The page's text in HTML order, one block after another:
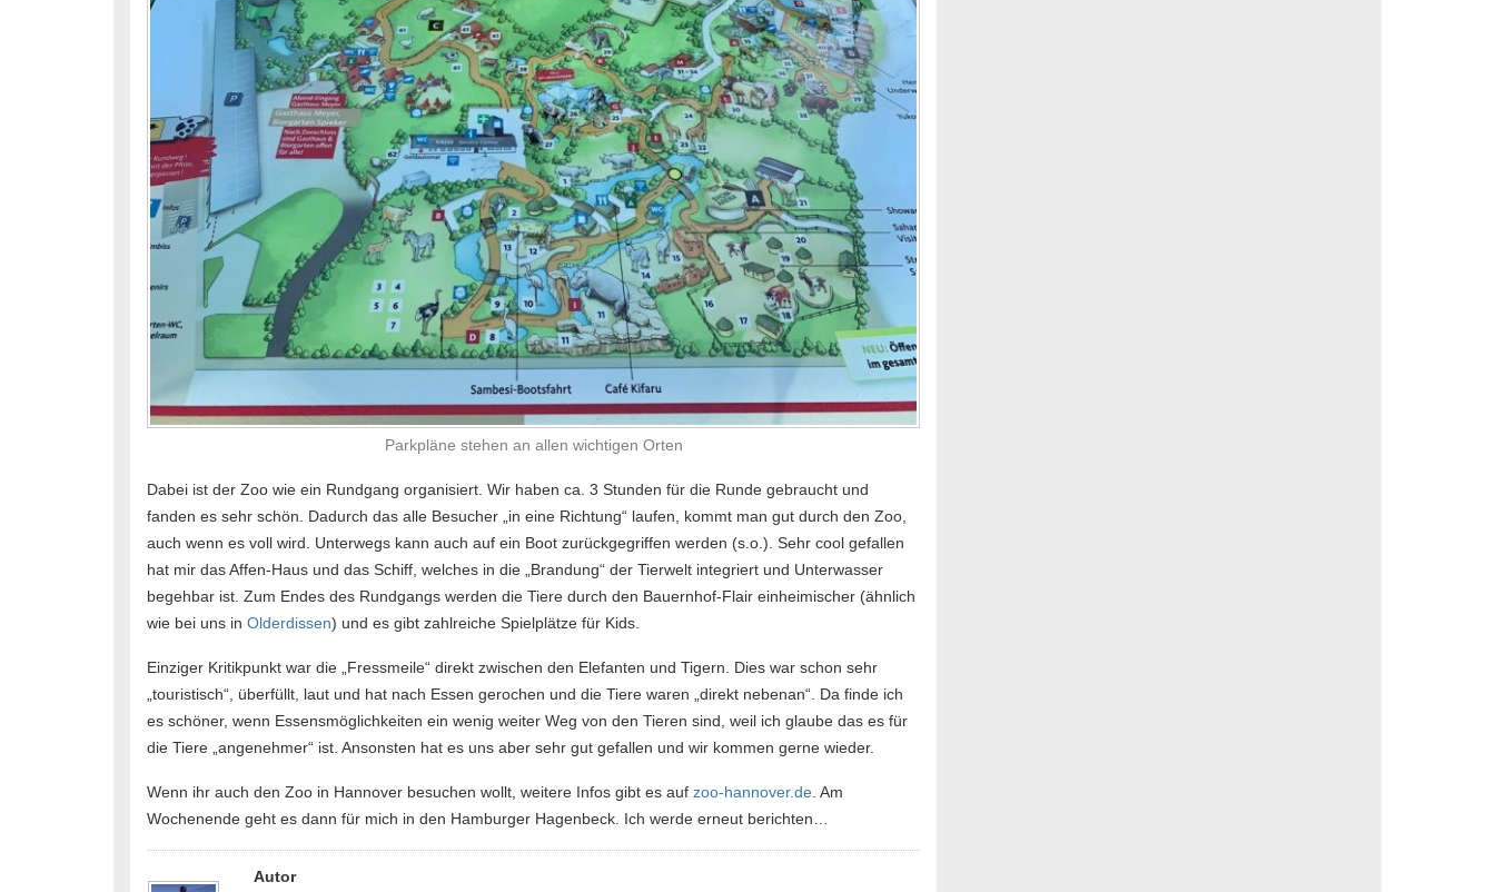
Parkpläne stehen an allen wichtigen Orten
Dabei ist der Zoo wie ein Rundgang organisiert. Wir haben ca. 3 Stunden für die Runde gebraucht und
fanden es sehr schön. Dadurch das alle Besucher „in eine Richtung“ laufen, kommt man gut durch den Zoo,
auch wenn es voll wird. Unterwegs kann auch auf ein Boot zurückgegriffen werden (s.o.). Sehr cool gefallen
hat mir das Affen-Haus und das Schiff, welches in die „Brandung“ der Tierwelt integriert und Unterwasser
begehbar ist. Zum Endes des Rundgangs werden die Tiere durch den Bauernhof-Flair einheimischer (ähnlich
wie bei uns in Olderdissen) und es gibt zahlreiche Spielplätze für Kids.
Einziger Kritikpunkt war die „Fressmeile“ direkt zwischen den Elefanten und Tigern. Dies war schon sehr
„touristisch“, überfüllt, laut und hat nach Essen gerochen und die Tiere waren „direkt nebenan“. Da finde ich
es schöner, wenn Essensmöglichkeiten ein wenig weiter Weg von den Tieren sind, weil ich glaube das es für
die Tiere „angenehmer“ ist. Ansonsten hat es uns aber sehr gut gefallen und wir kommen gerne wieder.
Wenn ihr auch den Zoo in Hannover besuchen wollt, weitere Infos gibt es auf zoo-hannover.de . Am
Wochenende geht es dann für mich in den Hamburger Hagenbeck. Ich werde erneut berichten…
Autor